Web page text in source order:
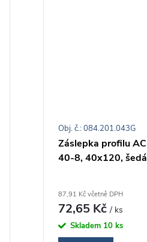
Záslepka profilu AC
40-8, 40x120, šedá
87,91 Kč včetně DPH
72,65 Kč/ ks
Skladem 10 ks
Obj. č.: 084.201.043G